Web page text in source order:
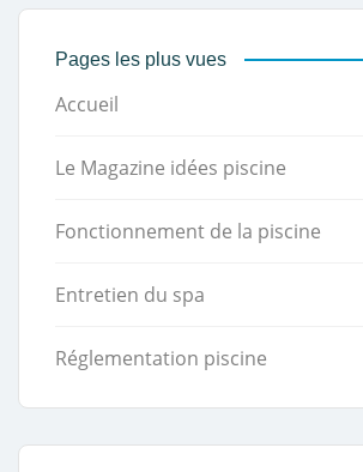
Pages les plus vues
Accueil
Le Magazine idées piscine
Fonctionnement de la piscine
Entretien du spa
Réglementation piscine